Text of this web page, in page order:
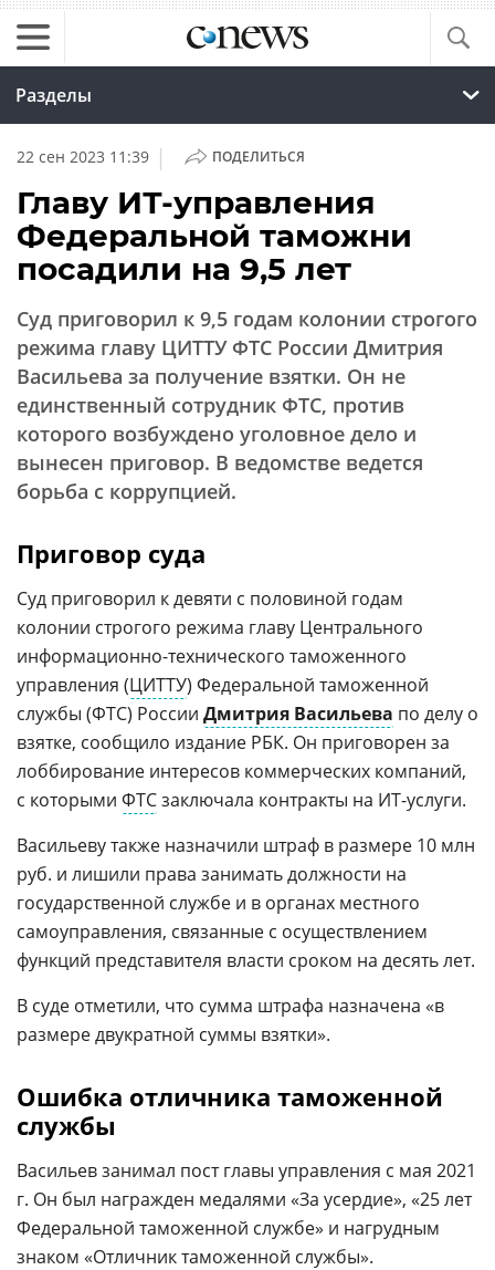
Разделы
22 сен 2023 11:39 | ПОДЕЛИТЬСЯ
Главу ИТ-управления
Федеральной таможни
посадили на 9,5 лет
Суд приговорил к 9,5 годам колонии строгого
режима главу ЦИТТУ ФТС России Дмитрия
Васильева за получение взятки. Он не
единственный сотрудник ФТС, против
которого возбуждено уголовное дело и
вынесен приговор. В ведомстве ведется
борьба с коррупцией.
Приговор суда
Суд приговорил к девяти с половиной годам
колонии строгого режима главу Центрального
информационно-технического таможенного
управления (ЦИТТУ) Федеральной таможенной
службы (ФТС) России Дмитрия Васильева по делу о
взятке, сообщило издание РБК. Он приговорен за
лоббирование интересов коммерческих компаний,
с которыми ФТСзаключала контракты на ИТ-услуги.
Васильеву также назначили штраф в размере 10 млн
руб. и лишили права занимать должности на
государственной службе и в органах местного
самоуправления, связанные с осуществлением
функций представителя власти сроком на десять лет.
В суде отметили, что сумма штрафа назначена «в
размере двукратной суммы взятки».
Ошибка отличника таможенной
службы
Васильев занимал пост главы управления с мая 2021
г. Он был награжден медалями «За усердие», «25 лет
Федеральной таможенной службе» и нагрудным
знаком «Отличник таможенной службы».